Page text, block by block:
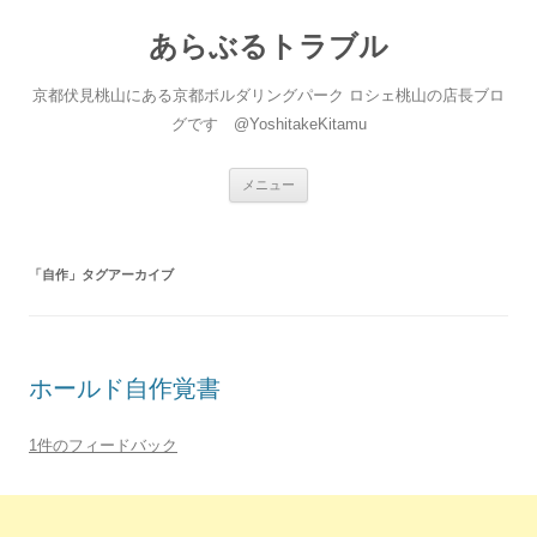
あらぶるトラブル
京都伏見桃山にある京都ボルダリングパーク ロシェ桃山の店長ブロ
グです @YoshitakeKitamu
メニュー
「自作 」タグアーカイブ
ホールド自作覚書
1件のフィードバック